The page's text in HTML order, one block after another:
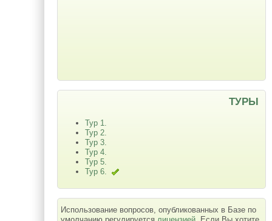
ТУРЫ
Тур 1.
Тур 2.
Тур 3.
Тур 4.
Тур 5.
Тур 6.
Использование вопросов, опубликованных в Базе по